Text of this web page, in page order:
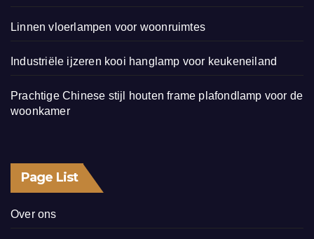
Linnen vloerlampen voor woonruimtes
Industriële ijzeren kooi hanglamp voor keukeneiland
Prachtige Chinese stijl houten frame plafondlamp voor de
woonkamer
Page List
Over ons